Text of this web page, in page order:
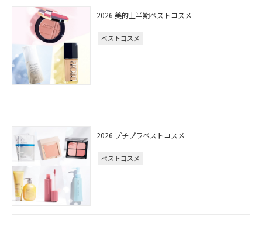
2026 美的上半期ベストコスメ
ベストコスメ
2026 プチプラベストコスメ
ベストコスメ